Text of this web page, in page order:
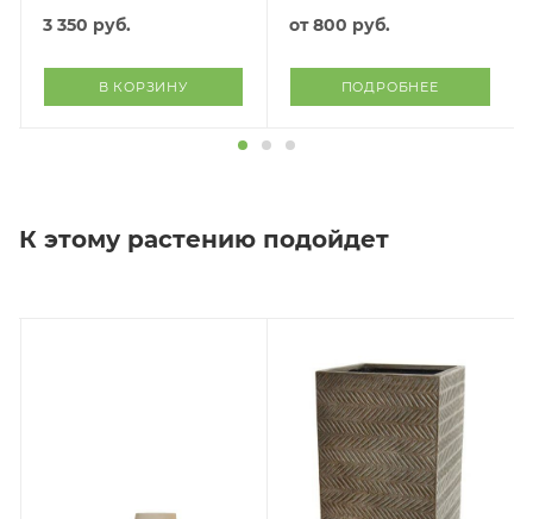
3 350 руб.
В КОРЗИНУ
от800 руб.
ПОДРОБНЕЕ
К этому растению подойдет